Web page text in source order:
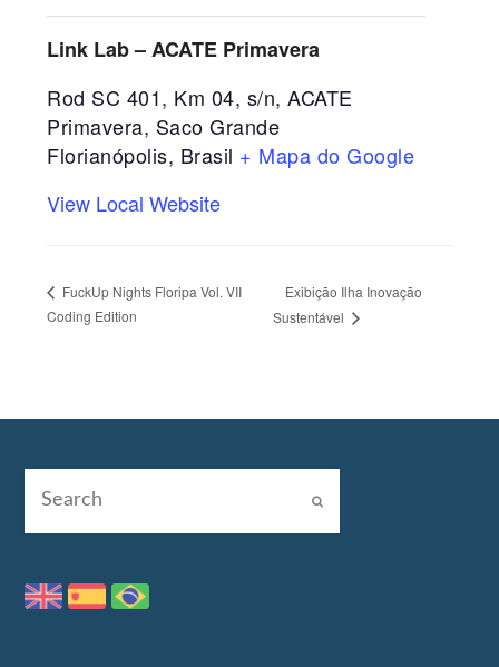
Link Lab – ACATE Primavera
Rod SC 401, Km 04, s/n, ACATE
Primavera, Saco Grande
Florianópolis, Brasil + Mapa do Google
View Local Website
FuckUp Nights Floripa Vol. VII
Coding Edition
Exibição Ilha Inovação
Sustentável